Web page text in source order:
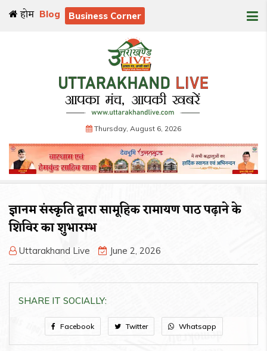
होम Blog Business Corner
Thursday, August 6, 2026
ज्ञानम संस्कृति द्बारा सामूहिक रामायण पाठ पढ़ाने के
शिविर का शुभारम्भ
Uttarakhand Live June 2, 2026
SHARE IT SOCIALLY:
Facebook Twitter Whatsapp